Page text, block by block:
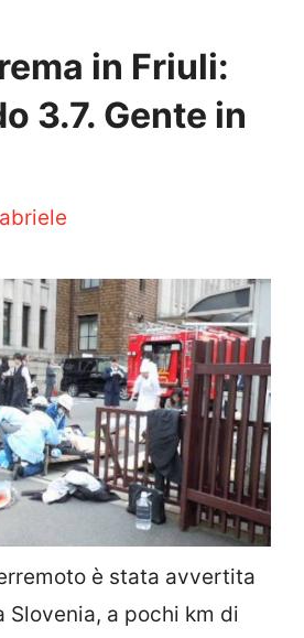
in Friuli:
3.7. Gente in
è stata avvertita
Slovenia, a pochi km di